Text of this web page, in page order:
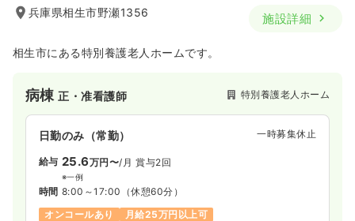
兵庫県相生市野瀬1356 施設詳細
相生市にある特別養護老人ホームです。
病棟正・准看護師 特別養護老人ホーム
日勤のみ（常勤） 一時募集休止
給与 25.6万円〜/月 賞与2回
※一例
時間 8:00～17:00 （休憩60分）
オンコールあり
月給25万円以上可